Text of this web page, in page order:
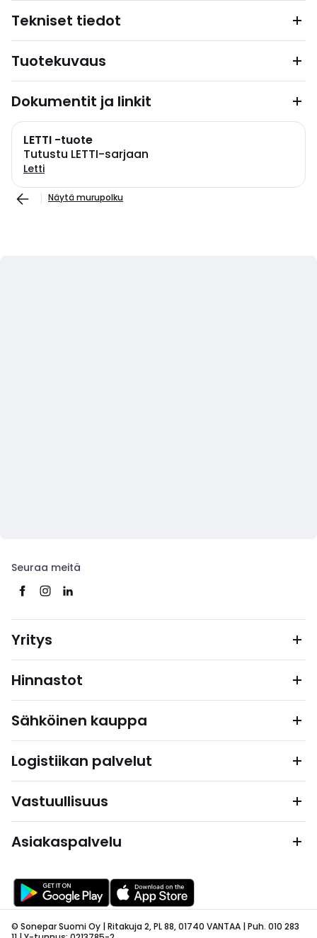
Tekniset tiedot
Tuotekuvaus
Dokumentit ja linkit
LETTI -tuote
Tutustu LETTI-sarjaan
Letti
Näytä murupolku
Seuraa meitä
Yritys
Hinnastot
Sähköinen kauppa
Logistiikan palvelut
Vastuullisuus
Asiakaspalvelu
© Sonepar Suomi Oy | Ritakuja 2, PL 88, 01740 VANTAA | Puh. 010 283